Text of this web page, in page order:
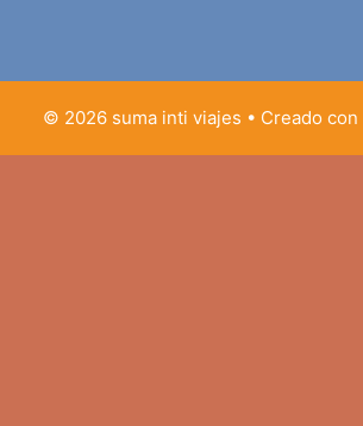
© 2026 suma inti viajes • Creado con